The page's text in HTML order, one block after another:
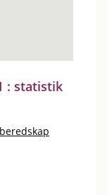
: statistik